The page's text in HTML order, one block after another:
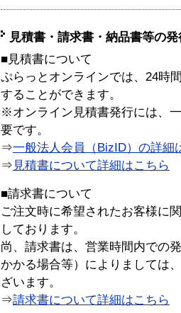
見積書・請求書・納品書等の
■見積書について
ぷらっとオンラインでは、24時
することができます。
※オンライン見積書発行には、
要です。
⇒一般法人会員（BizID）の詳細
⇒ 見積書について詳細はこちら
■請求書について
ご注文時に希望されたお客様に
しております。
尚、請求書は、営業時間内での
かかる場合等）によりましては
ざいます。
⇒請求書について詳細はこちら